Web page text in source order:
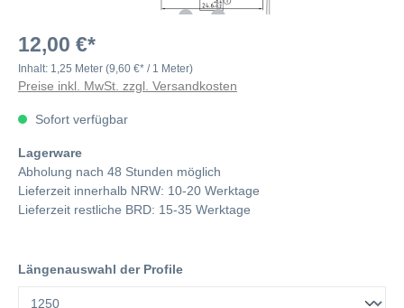
12,00 €*
Inhalt: 1,25 Meter (9,60 €* / 1 Meter)
Preise inkl. MwSt. zzgl. Versandkosten
Sofort verfügbar
Lagerware
Abholung nach 48 Stunden möglich
Lieferzeit innerhalb NRW: 10-20 Werktage
Lieferzeit restliche BRD: 15-35 Werktage
Längenauswahl der Profile